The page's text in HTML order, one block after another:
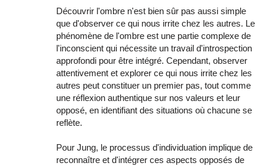
Découvrir l'ombre n'est bien sûr pas aussi simple
que d'observer ce qui nous irrite chez les autres. Le
phénomène de l'ombre est une partie complexe de
l'inconscient qui nécessite un travail d'introspection
approfondi pour être intégré. Cependant, observer
attentivement et explorer ce qui nous irrite chez les
autres peut constituer un premier pas, tout comme
une réflexion authentique sur nos valeurs et leur
opposé, en identifiant des situations où chacune se
reflète.
Pour Jung, le processus d'individuation implique de
reconnaître et d'intégrer ces aspects opposés de